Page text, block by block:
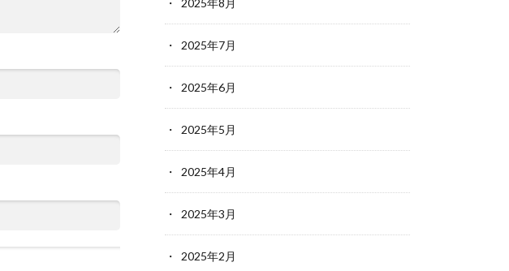
2025年8月
2025年7月
2025年6月
2025年5月
2025年4月
2025年3月
2025年2月